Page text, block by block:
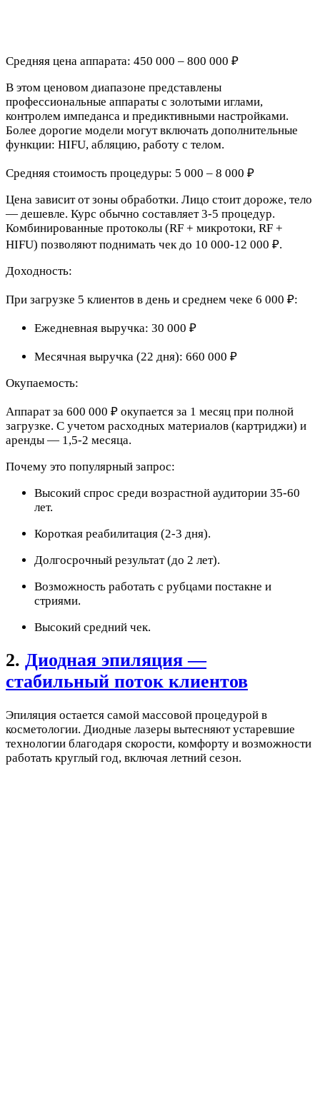
Средняя цена аппарата: 450 000 – 800 000 ₽
В этом ценовом диапазоне представлены
профессиональные аппараты с золотыми иглами,
контролем импеданса и предиктивными настройками.
Более дорогие модели могут включать дополнительные
функции: HIFU, абляцию, работу с телом.
Средняя стоимость процедуры: 5 000 – 8 000 ₽
Цена зависит от зоны обработки. Лицо стоит дороже, тело
— дешевле. Курс обычно составляет 3-5 процедур.
Комбинированные протоколы (RF + микротоки, RF +
HIFU) позволяют поднимать чек до 10 000-12 000 ₽.
Доходность:
При загрузке 5 клиентов в день и среднем чеке 6 000 ₽:
Ежедневная выручка: 30 000 ₽
Месячная выручка (22 дня): 660 000 ₽
Окупаемость:
Аппарат за 600 000 ₽ окупается за 1 месяц при полной
загрузке. С учетом расходных материалов (картриджи) и
аренды — 1,5-2 месяца.
Почему это популярный запрос:
Высокий спрос среди возрастной аудитории 35-60
лет.
Короткая реабилитация (2-3 дня).
Долгосрочный результат (до 2 лет).
Возможность работать с рубцами постакне и
стриями.
Высокий средний чек.
2. Диодная эпиляция —
стабильный поток клиентов
Эпиляция остается самой массовой процедурой в
косметологии. Диодные лазеры вытесняют устаревшие
технологии благодаря скорости, комфорту и возможности
работать круглый год, включая летний сезон.